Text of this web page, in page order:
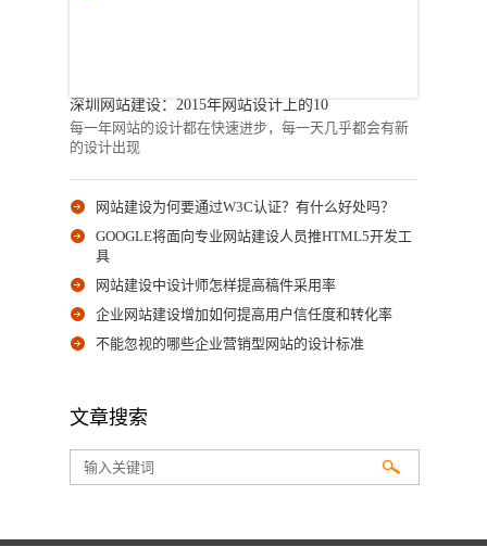
深圳网站建设：2015年网站设计上的10
每一年网站的设计都在快速进步，每一天几乎都会有新
的设计出现
网站建设为何要通过W3C认证？有什么好处吗？
GOOGLE将面向专业网站建设人员推HTML5开发工
具
网站建设中设计师怎样提高稿件采用率
企业网站建设增加如何提高用户信任度和转化率
不能忽视的哪些企业营销型网站的设计标准
文章搜索